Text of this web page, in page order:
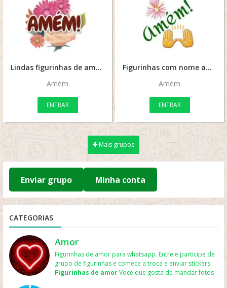
Lindas figurinhas de amém
Amém
ENTRAR
Figurinhas com nome amém
Amém
ENTRAR
Mais grupos
Enviar grupo Minha conta
CATEGORIAS
Amor
Figurinhas de amor para whatsapp. Entre e participe de
grupo de figurinhas e comece a troca e enviar stickers.
Figurinhas de amorVocê que gosta de mandar fotos